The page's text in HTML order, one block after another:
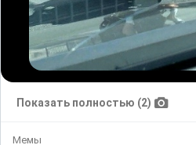
Показать полностью (2)
Мемы